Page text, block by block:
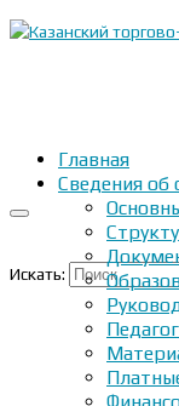
Искать:
Главная
Сведения об